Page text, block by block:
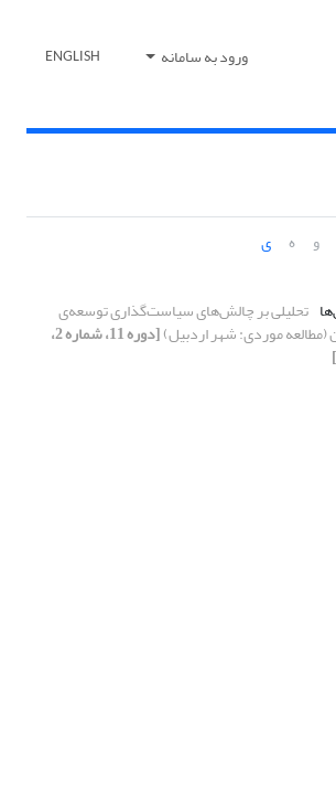
ورود به سامانه ENGLISH
و ه ی
تحلیلی بر چالش‌های سیاست‌گذاری توسعه‌ی
موردی: شهر اردبیل) [دوره 11، شماره 2،